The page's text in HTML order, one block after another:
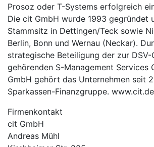
Prosoz oder T-Systems erfolgreich
Die cit GmbH wurde 1993 gegründet
Stammsitz in Dettingen/Teck sowie
Berlin, Bonn und Wernau (Neckar).
strategische Beteiligung der zur DSV-
gehörenden S-Management Services
GmbH gehört das Unternehmen seit
Sparkassen-Finanzgruppe. www.cit.de
Firmenkontakt
cit GmbH
Andreas Mühl